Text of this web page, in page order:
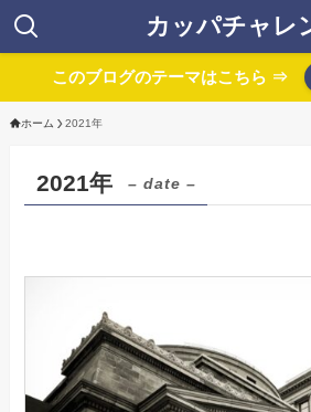
カッパチャレ
このブログのテーマはこちら ⇒
ホーム 2021年
2021年 – date –